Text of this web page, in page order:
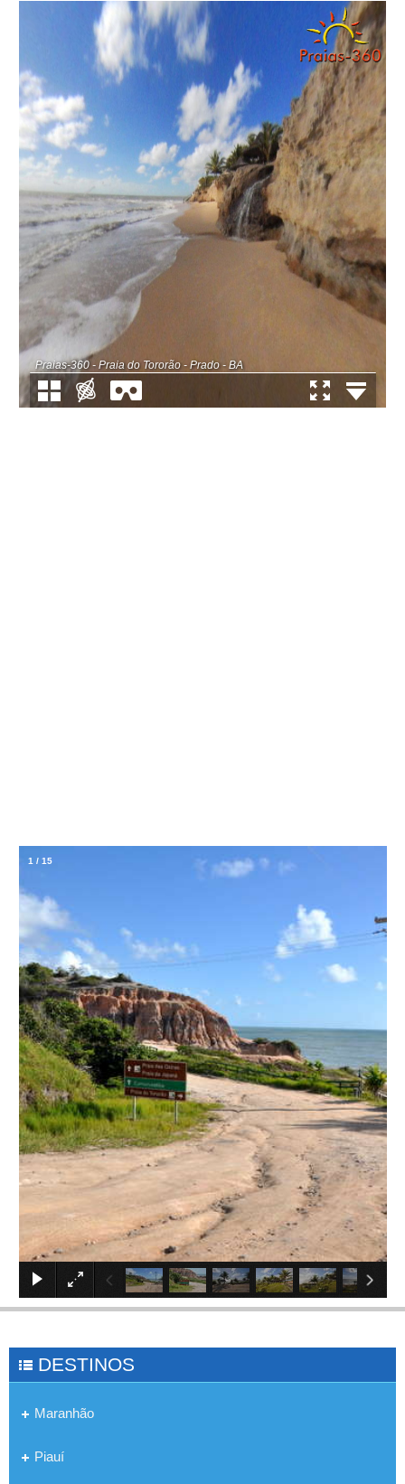
Praias-360 - Praia do Tororão - Prado - BA
×
1 / 15
DESTINOS
Maranhão
Piauí